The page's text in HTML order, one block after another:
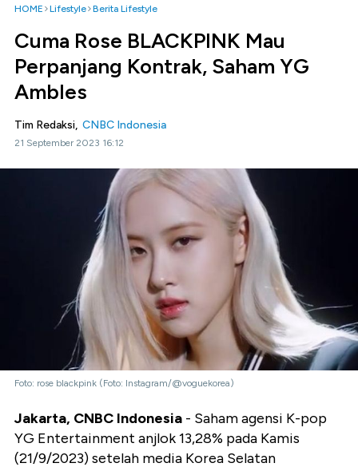
HOME Lifestyle Berita Lifestyle
Cuma Rose BLACKPINK Mau
Perpanjang Kontrak, Saham YG
Ambles
Tim Redaksi, CNBC Indonesia
21 September 2023 16:12
Foto: rose blackpink (Foto: Instagram/@voguekorea)
Jakarta, CNBC Indonesia - Saham agensi K-pop
YG Entertainment anjlok 13,28% pada Kamis
(21/9/2023) setelah media Korea Selatan